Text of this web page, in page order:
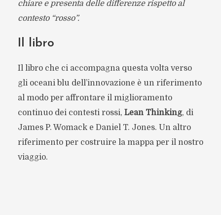
chiare e presenta delle differenze rispetto al
contesto “rosso”.
Il libro
Il libro che ci accompagna questa volta verso
gli oceani blu dell’innovazione è un riferimento
al modo per affrontare il miglioramento
continuo dei contesti rossi, Lean Thinking, di
James P. Womack e Daniel T. Jones. Un altro
riferimento per costruire la mappa per il nostro
viaggio.